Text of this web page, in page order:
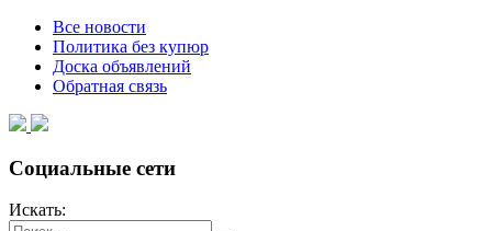
Все новости
Политика без купюр
Доска объявлений
Обратная связь
Социальные сети
Искать: